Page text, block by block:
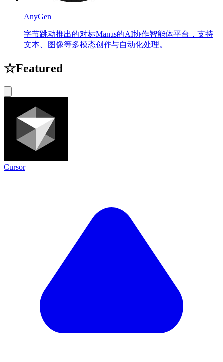
AnyGen
字节跳动推出的对标Manus的AI协作智能体平台，支持
文本、图像等多模态创作与自动化处理。
☆Featured
Cursor